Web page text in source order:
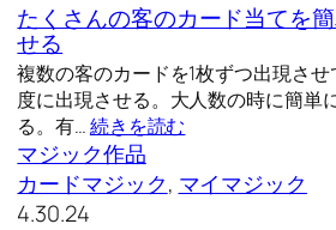
たくさんの客のカード当てを
せる
複数の客のカードを1枚ずつ出現さ
度に出現させる。大人数の時に簡単
る。有…続きを読む
マジック作品
カードマジック, マイマジック
4.30.24